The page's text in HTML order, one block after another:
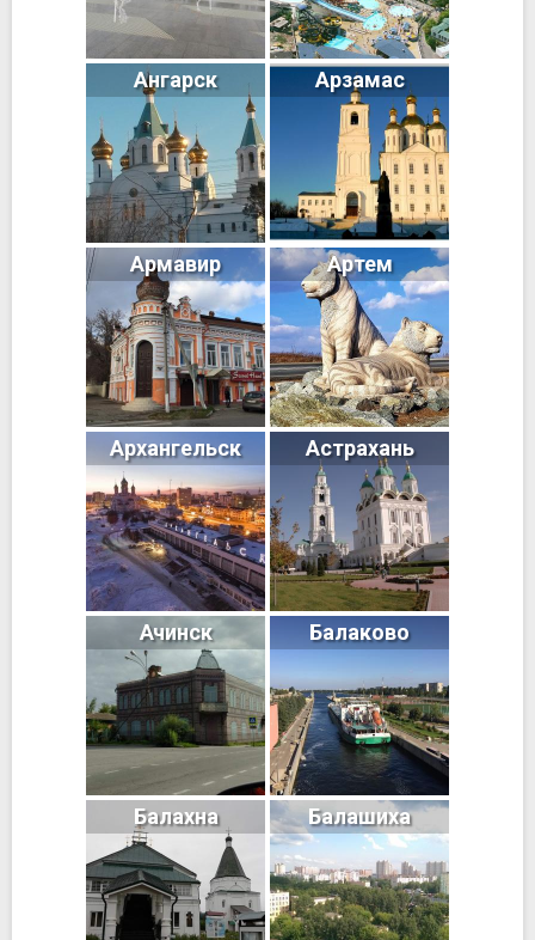
Ангарск Арзамас
Армавир Артем
Архангельск Астрахань
Ачинск Балаково
Балахна Балашиха